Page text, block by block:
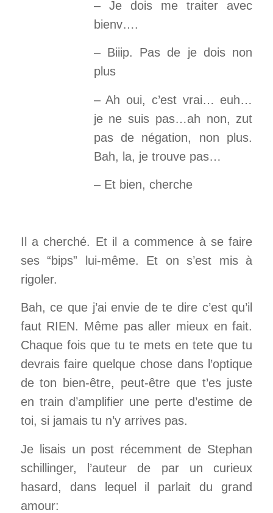
– Je dois me traiter avec
bienv….
– Biiip. Pas de je dois non
plus
– Ah oui, c’est vrai… euh…
je ne suis pas…ah non, zut
pas de négation, non plus.
Bah, la, je trouve pas…
– Et bien, cherche
Il a cherché. Et il a commence à se faire
ses “bips” lui-même. Et on s’est mis à
rigoler.
Bah, ce que j’ai envie de te dire c’est qu’il
faut RIEN. Même pas aller mieux en fait.
Chaque fois que tu te mets en tete que tu
devrais faire quelque chose dans l’optique
de ton bien-être, peut-être que t’es juste
en train d’amplifier une perte d’estime de
toi, si jamais tu n’y arrives pas.
Je lisais un post récemment de Stephan
schillinger, l’auteur de par un curieux
hasard, dans lequel il parlait du grand
amour: